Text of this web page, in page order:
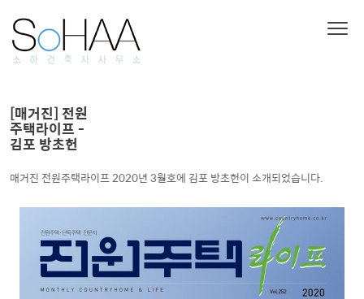
[매거진] 전원
주택라이프 -
김포 방초헌
매거진 전원주택라이프 2020년 3월호에 김포 방초헌이 소개되었습니다.